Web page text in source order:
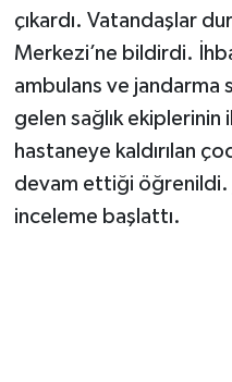
çıkardı. Vatandaşlar
Merkezi’ne bildirdi.
ambulans ve jandarma
gelen sağlık ekiplerinin
hastaneye kaldırılan
devam ettiği öğrenildi.
inceleme başlattı.